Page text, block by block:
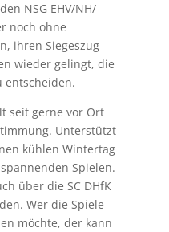
NSG EHV/NH/
noch ohne
ihren Siegeszug
wieder gelingt, die
entscheiden.
seit gerne vor Ort
Unterstützt
kühlen Wintertag
Spielen.
über die SC DHfK
Wer die Spiele
möchte, der kann